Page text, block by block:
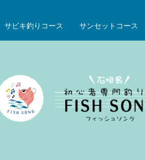
サビキ釣りコース サンセットコース